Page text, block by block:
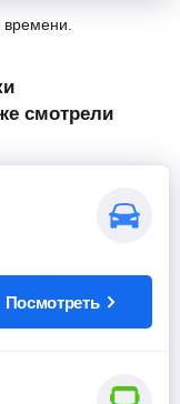
смотрели
Посмотреть